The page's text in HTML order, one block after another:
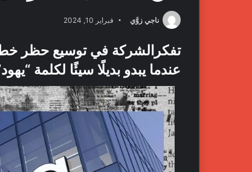
ناجي زوَّي فبراير 10, 2024
تفكرالشركة في توسيع حظر
عندما يبدو بديلًا سيئًا لكلمة